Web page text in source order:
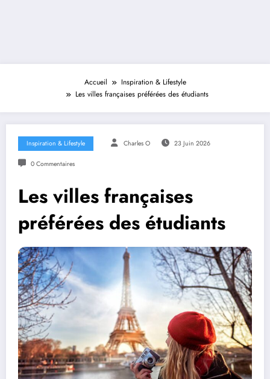
Accueil
Inspiration & Lifestyle
Les villes françaises préférées des étudiants
Inspiration & Lifestyle Charles O 23 Juin 2026
0 Commentaires
Les villes françaises
préférées des étudiants